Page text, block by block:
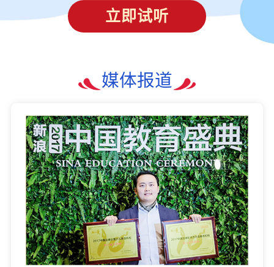
立即试听
媒体报道